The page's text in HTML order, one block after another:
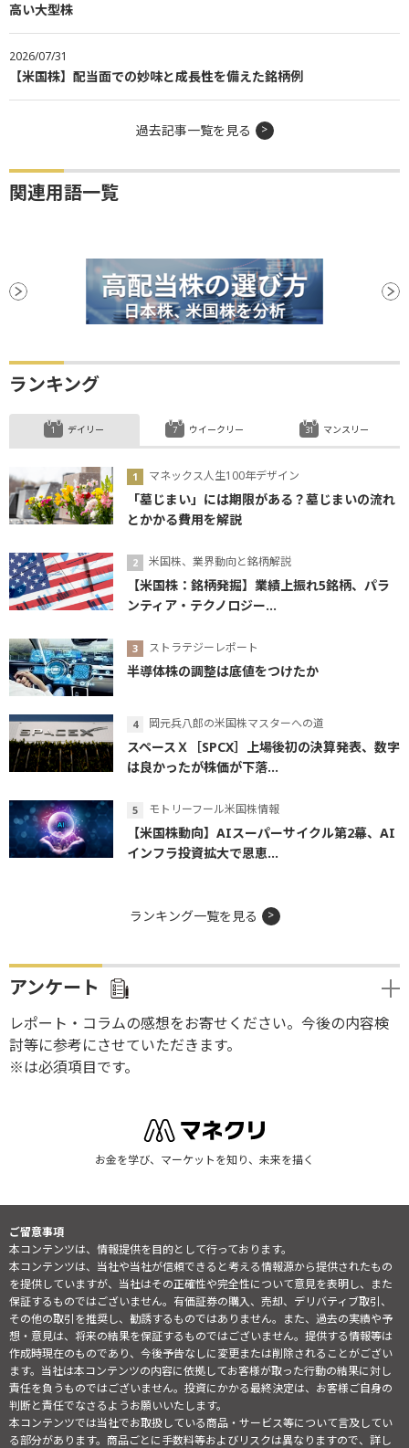
高い大型株
2026/07/31
【米国株】配当面での妙味と成長性を備えた銘柄例
過去記事一覧を見る
関連用語一覧
ランキング
デイリー
マネックス人生100年デザイン
「墓じまい」には期限がある？墓じまいの流れ
とかかる費用を解説
米国株、業界動向と銘柄解説
【米国株：銘柄発掘】業績上振れ5銘柄、パラ
ンティア・テクノロジー...
ストラテジーレポート
半導体株の調整は底値をつけたか
岡元兵八郎の米国株マスターへの道
スペースＸ［SPCX］上場後初の決算発表、数字
は良かったが株価が下落...
モトリーフール米国株情報
【米国株動向】AIスーパーサイクル第2幕、AI
インフラ投資拡大で恩恵...
ウイークリー マンスリー
ランキング一覧を見る
アンケート
レポート・コラムの感想をお寄せください。今後の内容検
討等に参考にさせていただきます。
※は必須項目です。
お金を学び、マーケットを知り、未来を描く
ご留意事項
本コンテンツは、情報提供を目的として行っております。
本コンテンツは、当社や当社が信頼できると考える情報源から提供されたもの
を提供していますが、当社はその正確性や完全性について意見を表明し、また
保証するものではございません。有価証券の購入、売却、デリバティブ取引、
その他の取引を推奨し、勧誘するものではありません。また、過去の実績や予
想・意見は、将来の結果を保証するものではございません。提供する情報等は
作成時現在のものであり、今後予告なしに変更または削除されることがござい
ます。当社は本コンテンツの内容に依拠してお客様が取った行動の結果に対し
責任を負うものではございません。投資にかかる最終決定は、お客様ご自身の
判断と責任でなさるようお願いいたします。
本コンテンツでは当社でお取扱している商品・サービス等について言及してい
る部分があります。商品ごとに手数料等およびリスクは異なりますので、詳し